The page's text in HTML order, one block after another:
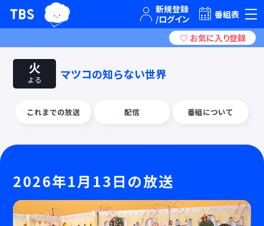
TBSテレビ｜ときめくときを。
TBSグループキャラクター『ワクティ』番組表
火
よる マツコの知らない世界
これまでの放送 配信 番組について
2026年1月13日の放送